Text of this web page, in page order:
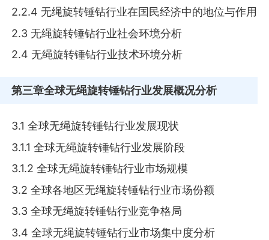
2.2.4 无绳旋转锤钻行业在国民经济中的地位与作用
2.3 无绳旋转锤钻行业社会环境分析
2.4 无绳旋转锤钻行业技术环境分析
第三章全球无绳旋转锤钻行业发展概况分析
3.1 全球无绳旋转锤钻行业发展现状
3.1.1 全球无绳旋转锤钻行业发展阶段
3.1.2 全球无绳旋转锤钻行业市场规模
3.2 全球各地区无绳旋转锤钻行业市场份额
3.3 全球无绳旋转锤钻行业竞争格局
3.4 全球无绳旋转锤钻行业市场集中度分析